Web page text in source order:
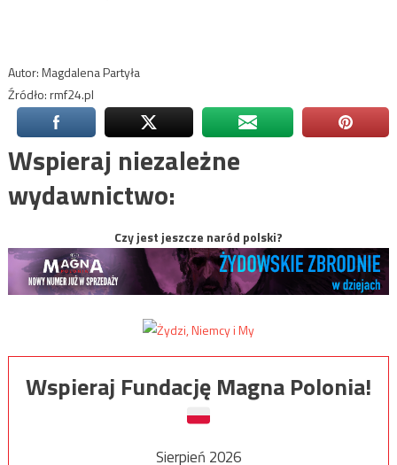
Autor: Magdalena Partyła
Źródło: rmf24.pl
Wspieraj niezależne
wydawnictwo:
Czy jest jeszcze naród polski?
Wspieraj Fundację Magna Polonia!
Sierpień 2026